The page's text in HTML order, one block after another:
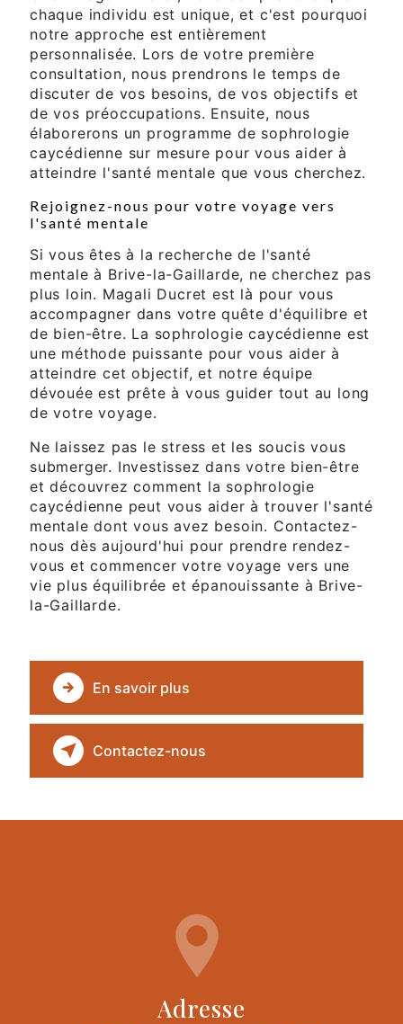
chaque individu est unique, et c'est pourquoi
notre approche est entièrement
personnalisée. Lors de votre première
consultation, nous prendrons le temps de
discuter de vos besoins, de vos objectifs et
de vos préoccupations. Ensuite, nous
élaborerons un programme de sophrologie
caycédienne sur mesure pour vous aider à
atteindre l'santé mentale que vous cherchez.
Rejoignez-nous pour votre voyage vers
l'santé mentale
Si vous êtes à la recherche de l'santé
mentale à Brive-la-Gaillarde, ne cherchez pas
plus loin. Magali Ducret est là pour vous
accompagner dans votre quête d'équilibre et
de bien-être. La sophrologie caycédienne est
une méthode puissante pour vous aider à
atteindre cet objectif, et notre équipe
dévouée est prête à vous guider tout au long
de votre voyage.
Ne laissez pas le stress et les soucis vous
submerger. Investissez dans votre bien-être
et découvrez comment la sophrologie
caycédienne peut vous aider à trouver l'santé
mentale dont vous avez besoin. Contactez-
nous dès aujourd'hui pour prendre rendez-
vous et commencer votre voyage vers une
vie plus équilibrée et épanouissante à Brive-
la-Gaillarde.
En savoir plus
Contactez-nous
Adresse